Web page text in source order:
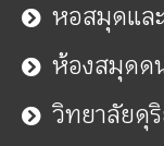
หอสมุดแล
ห้องสมุดด
วิทยาลัยดุ